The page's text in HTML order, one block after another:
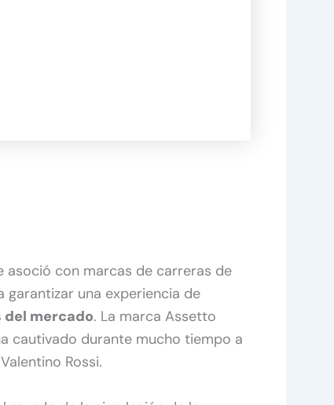
asoció con marcas de carreras de
una experiencia de
del mercado. La marca Assetto
cautivado durante mucho tiempo a
Rossi.